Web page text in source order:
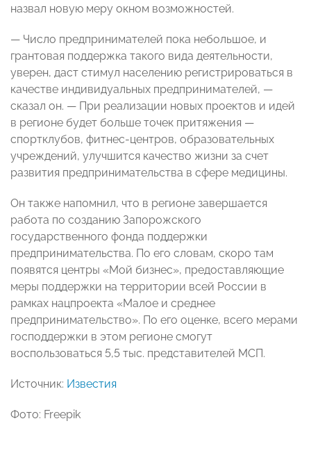
назвал новую меру окном возможностей.
— Число предпринимателей пока небольшое, и
грантовая поддержка такого вида деятельности,
уверен, даст стимул населению регистрироваться в
качестве индивидуальных предпринимателей, —
сказал он. — При реализации новых проектов и идей
в регионе будет больше точек притяжения —
спортклубов, фитнес-центров, образовательных
учреждений, улучшится качество жизни за счет
развития предпринимательства в сфере медицины.
Он также напомнил, что в регионе завершается
работа по созданию Запорожского
государственного фонда поддержки
предпринимательства. По его словам, скоро там
появятся центры «Мой бизнес», предоставляющие
меры поддержки на территории всей России в
рамках нацпроекта «Малое и среднее
предпринимательство». По его оценке, всего мерами
господдержки в этом регионе смогут
воспользоваться 5,5 тыс. представителей МСП.
Источник: Известия
Фото: Freepik